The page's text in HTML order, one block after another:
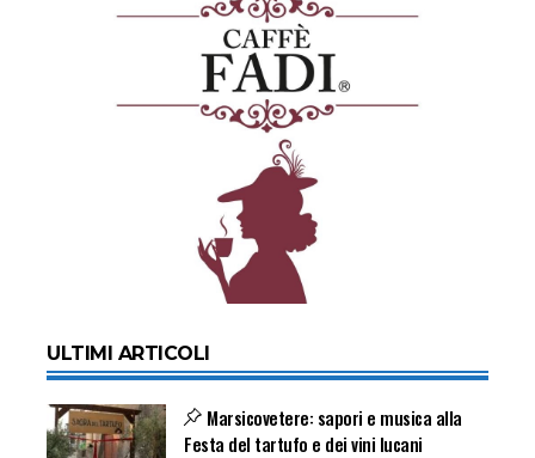
ULTIMI ARTICOLI
Marsicovetere: sapori e musica alla
Festa del tartufo e dei vini lucani